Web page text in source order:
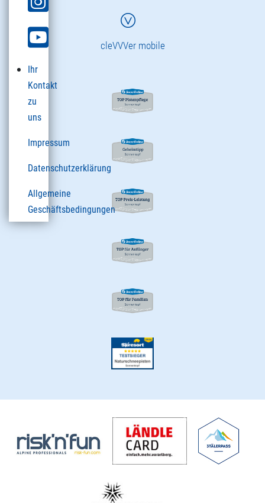
Ihr
Kontakt
zu
uns
Impressum
Datenschutzerklärung
Allgemeine
Geschäftsbedingungen
cleVVVer mobile